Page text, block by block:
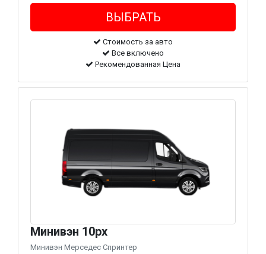
Стоимость за авто
Все включено
Рекомендованная Цена
Минивэн 10px
Минивэн Мерседес Спринтер